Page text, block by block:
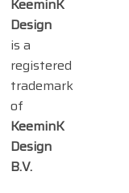
KeeminK
Design
is a
registered
trademark
of
KeeminK
Design
B.V.